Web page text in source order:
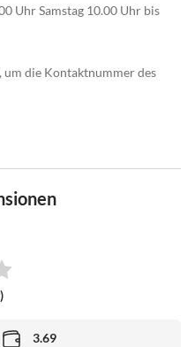
Uhr Samstag 10.00 Uhr bis
um die Kontaktnummer des
3.69